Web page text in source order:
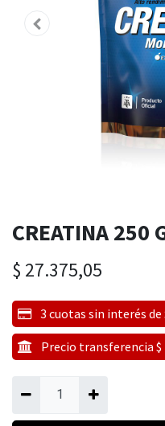
CREATINA 250
$ 27.375,05
3 cuotas sin interés de
Precio transferencia $